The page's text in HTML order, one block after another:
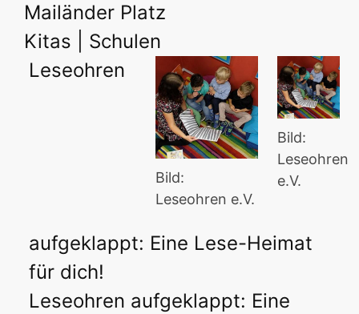
Mailänder Platz
Kitas | Schulen
Bild:
Leseohren
e.V.
Bild:
Leseohren e.V.
Leseohren
aufgeklappt: Eine Lese-Heimat
für dich!
Leseohren aufgeklappt: Eine